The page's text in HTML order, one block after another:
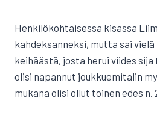
Henkilökohtaisessa kisassa
kahdeksanneksi, mutta sai
keihäästä, josta herui viides sija
olisi napannut joukkuemitalin
mukana olisi ollut toinen edes